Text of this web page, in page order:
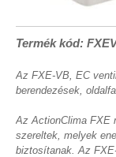
Termék kód:
Az FXE-VB, EC
berendezések,
Az ActionClima FXE
szereltek, melyek
biztosítanak. Az